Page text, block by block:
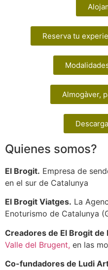
Reserva tu
Almogàver,
Quienes somos?
El Brogit. Empresa de
en el sur de Catalunya
El Brogit Viatges. La
Enoturismo de Catalunya
Creadores de El Brogit de
Valle del Brugent, en las
Co-fundadores de Ludi